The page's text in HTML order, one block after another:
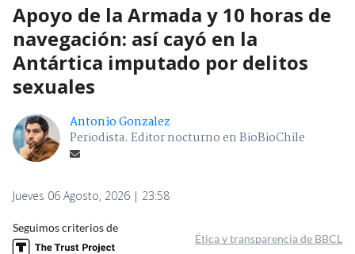
Apoyo de la Armada y 10 horas de
navegación: así cayó en la
Antártica imputado por delitos
sexuales
Antonio Gonzalez
Periodista. Editor nocturno en BioBioChile
Jueves 06 Agosto, 2026 | 23:58
Seguimos criterios de
Ética y transparencia de BBCL